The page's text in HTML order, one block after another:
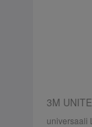
3M
universaali